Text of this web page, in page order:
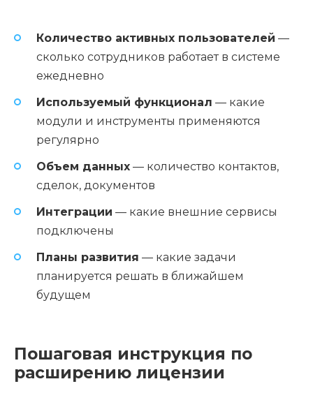
Количество активных пользователей —
сколько сотрудников работает в системе
ежедневно
Используемый функционал — какие
модули и инструменты применяются
регулярно
Объем данных — количество контактов,
сделок, документов
Интеграции — какие внешние сервисы
подключены
Планы развития — какие задачи
планируется решать в ближайшем
будущем
Пошаговая инструкция по
расширению лицензии